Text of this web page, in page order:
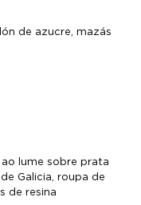
de azucre, mazás
lume sobre prata
Galicia, roupa de
de resina